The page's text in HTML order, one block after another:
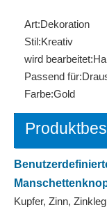
Art:Dekoration
Stil:Kreativ
wird bearbeitet:
Passend für:
Farbe:Gold
Kupfer, Zinn,